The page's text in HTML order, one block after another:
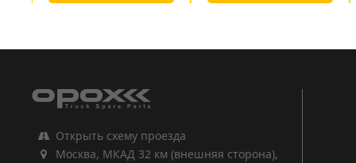
Открыть схему проезда
Москва, МКАД 32 км (внешняя сторона),